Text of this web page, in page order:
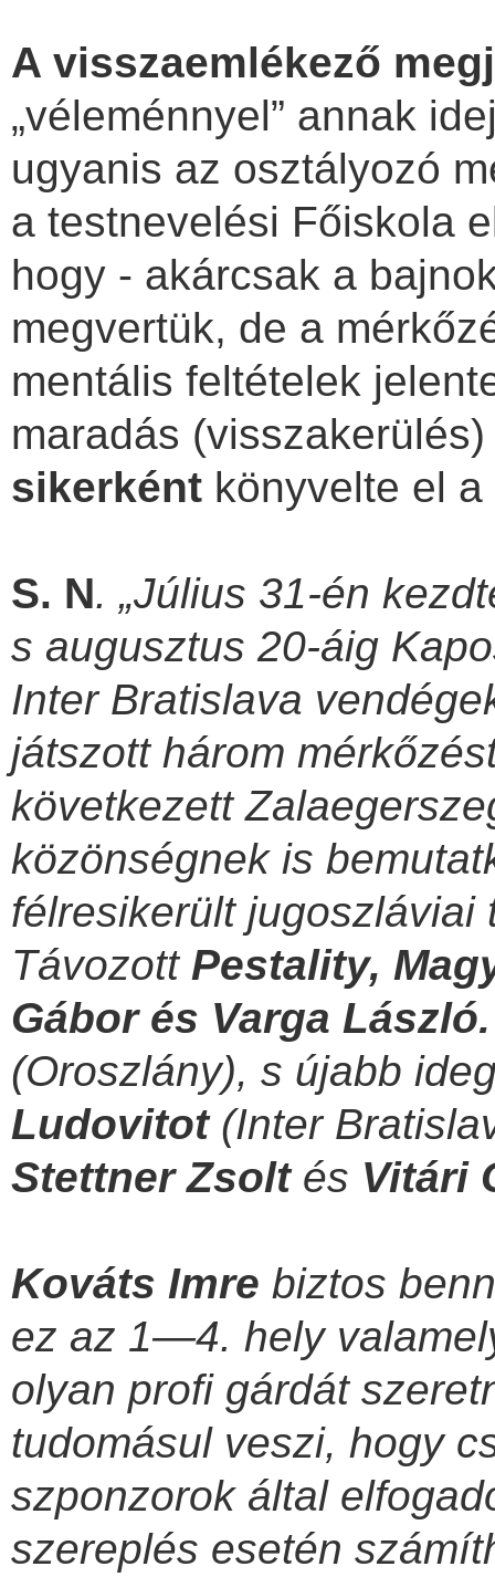
A visszaemlékező
„véleménnyel” annak
ugyanis az osztályozó
a testnevelési Főiskola
hogy - akárcsak a
megvertük, de a
mentális feltételek
maradás
sikerként könyvelte el
S. N. „Július 31-én
s augusztus 20-áig
Inter Bratislava
játszott három
következett
közönségnek is
félresikerült
TávozottPestality,
Gábor és Varga László.
(Oroszlány), s újabb
Ludovitot(Inter
Stettner Zsoltés Vitári
Kováts Imre biztos
ez az 1—4. hely
olyan profi gárdát
tudomásul veszi, hogy
szponzorok által
szereplés esetén